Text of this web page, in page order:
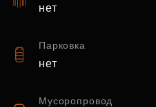
нет
Парковка
нет
Мусоропровод